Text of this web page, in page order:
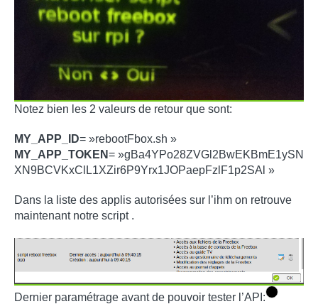
Notez bien les 2 valeurs de retour que sont:
MY_APP_ID= »rebootFbox.sh »
MY_APP_TOKEN= »gBa4YPo28ZVGl2BwEKBmE1ySN
XN9BCVKxClL1XZir6P9Yrx1JOPaepFzlF1p2SAl »
Dans la liste des applis autorisées sur l’ihm on retrouve
maintenant notre script .
Dernier paramétrage avant de pouvoir tester l’API: